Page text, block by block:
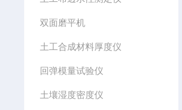
双面磨平机
土工合成材料厚度仪
回弹模量试验仪
土壤湿度密度仪